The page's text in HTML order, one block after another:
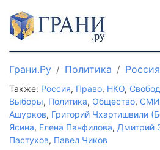
Грани.Ру Политика Россия
Также: Россия, Право, НКО,
Выборы, Политика, Общество, СМИ
Ашурков, Григорий Чхартишвили
Ясина, Елена Панфилова, Дмитрий
Пастухов, Павел Чиков